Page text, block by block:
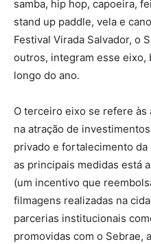
samba, hip hop, capoeira,
stand up paddle, vela e
Festival Virada Salvador, o
outros, integram esse eixo,
longo do ano.
O terceiro eixo se refere às
na atração de
privado e fortalecimento
as principais medidas está
(um incentivo que
filmagens realizadas na
parcerias institucionais
promovidas com o Sebrae,